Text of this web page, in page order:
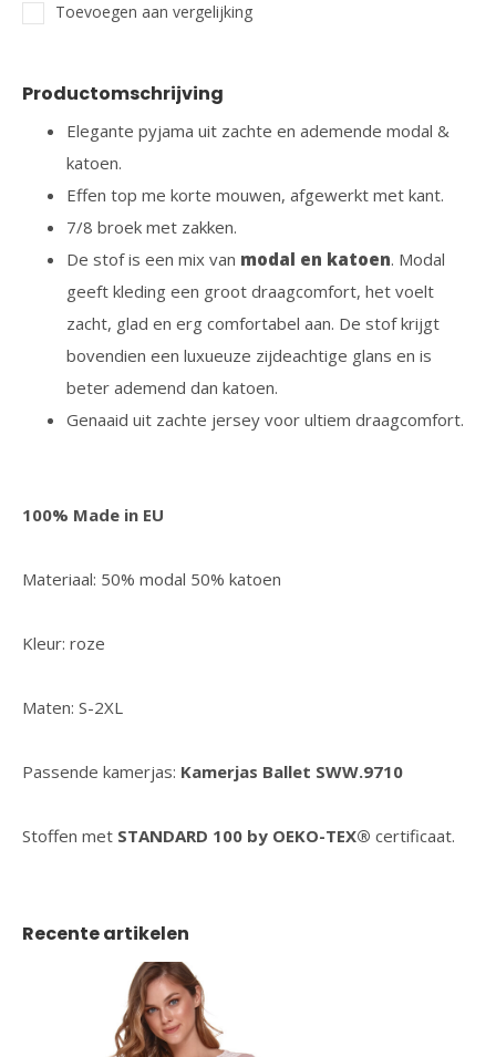
Toevoegen aan vergelijking
Productomschrijving
Elegante pyjama uit zachte en ademende modal &
katoen.
Effen top me korte mouwen, afgewerkt met kant.
7/8 broek met zakken.
De stof is een mix van modal en katoen. Modal
geeft kleding een groot draagcomfort, het voelt
zacht, glad en erg comfortabel aan. De stof krijgt
bovendien een luxueuze zijdeachtige glans en is
beter ademend dan katoen.
Genaaid uit zachte jersey voor ultiem draagcomfort.
100% Made in EU
Materiaal: 50% modal 50% katoen
Kleur: roze
Maten: S-2XL
Passende kamerjas: Kamerjas Ballet SWW.9710
Stoffen met STANDARD 100 by OEKO-TEX® certificaat.
Recente artikelen